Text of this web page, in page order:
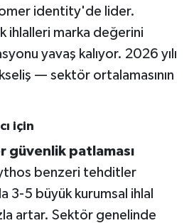
identity'de lider.
ihlalleri marka değerini
yavaş kalıyor. 2026 yılı
— sektör ortalamasının
için
güvenlik patlaması
benzeri tehditler
3-5 büyük kurumsal ihlal
artar. Sektör genelinde